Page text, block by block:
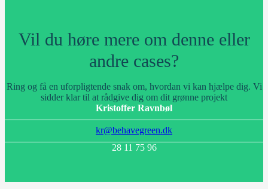
Vil du høre mere om denne eller
andre cases?
Ring og få en uforpligtende snak om, hvordan vi kan hjælpe dig. Vi
sidder klar til at rådgive dig om dit grønne projekt
Kristoffer Ravnbøl
kr@behavegreen.dk
28 11 75 96